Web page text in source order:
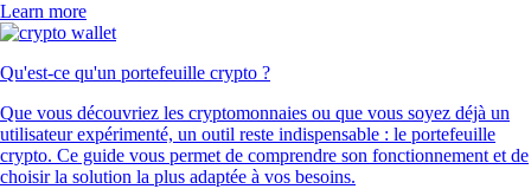
Learn more
Qu'est-ce qu'un portefeuille crypto ?
Que vous découvriez les cryptomonnaies ou que vous soyez déjà un
utilisateur expérimenté, un outil reste indispensable : le portefeuille
crypto. Ce guide vous permet de comprendre son fonctionnement et de
choisir la solution la plus adaptée à vos besoins.